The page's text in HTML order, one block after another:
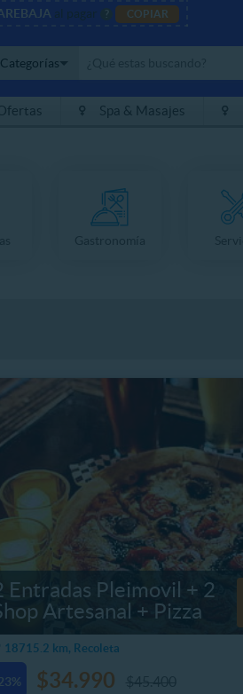
al pagar COPIAR
Categorías
Spa & Masajes
Entradas Pleimovil + 2
Artesanal + Pizza
18715.2 km, Recoleta
23% $34.990